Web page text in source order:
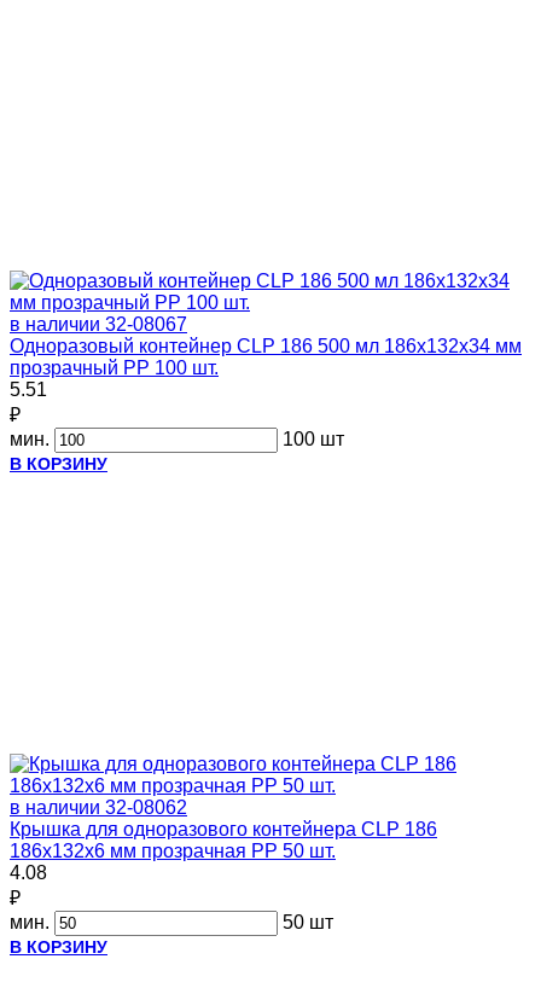
в наличии 32-08067
Одноразовый контейнер CLP 186 500 мл 186х132х34 мм
прозрачный PP 100 шт.
5.51
₽
мин.
100 шт
В КОРЗИНУ
в наличии 32-08062
Крышка для одноразового контейнера CLP 186
186х132х6 мм прозрачная PP 50 шт.
4.08
₽
мин.
50 шт
В КОРЗИНУ